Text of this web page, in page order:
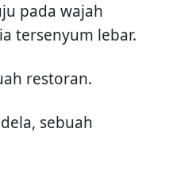
pada wajah
tersenyum lebar.
restoran.
sebuah